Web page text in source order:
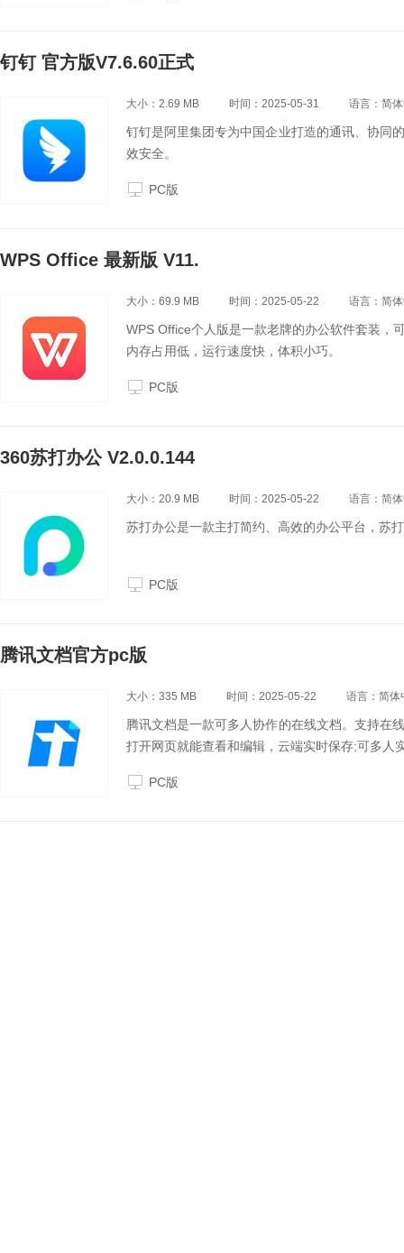
钉钉 官方版V7.6.60正式
大小：2.69 MB 时间：2025-05-31 语言：简
钉钉是阿里集团专为中国企业打造的通讯、协同
效安全。
PC版
WPS Office 最新版 V11.
大小：69.9 MB 时间：2025-05-22 语言：简
WPS Office个人版是一款老牌的办公软件套装，
内存占用低，运行速度快，体积小巧。
PC版
360苏打办公 V2.0.0.144
大小：20.9 MB 时间：2025-05-22 语言：简
苏打办公是一款主打简约、高效的办公平台，苏
PC版
腾讯文档官方pc版
大小：335 MB 时间：2025-05-22 语言：简体
腾讯文档是一款可多人协作的在线文档。支持在
打开网页就能查看和编辑，云端实时保存;可多人
PC版